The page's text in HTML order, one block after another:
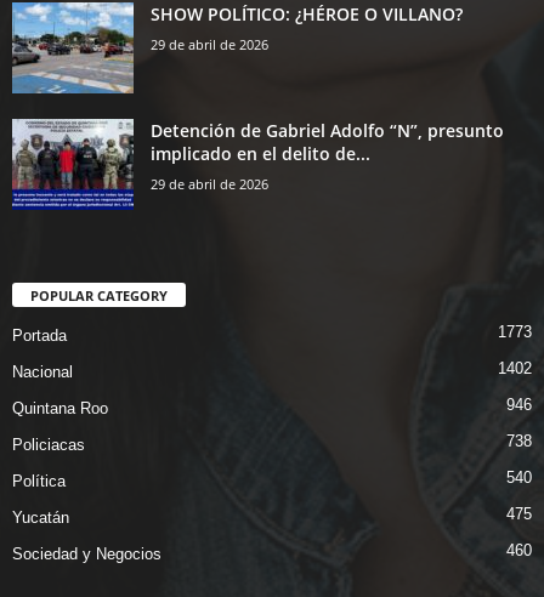
SHOW POLÍTICO: ¿HÉROE O VILLANO?
29 de abril de 2026
Detención de Gabriel Adolfo “N”, presunto
implicado en el delito de...
29 de abril de 2026
POPULAR CATEGORY
Portada 1773
Nacional 1402
Quintana Roo 946
Policiacas 738
Política 540
Yucatán 475
Sociedad y Negocios 460